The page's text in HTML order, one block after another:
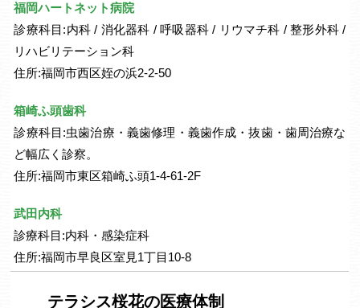
福岡ハートネット病院
診療科目:内科 / 消化器科 / 呼吸器科 / リウマチ科 / 整形外科 /
リハビリテーション科
住所:福岡市西区姪の浜2-2-50
箱崎ふ頭歯科
診療科目:虫歯治療・義歯修理・義歯作成・抜歯・歯周治療な
ど幅広く診察。
住所:福岡市東区箱崎ふ頭1-4-61-2F
武田内科
診療科目:内科・感染症科
住所:福岡市早良区室見1丁目10-8
テラシス桜花の医療体制